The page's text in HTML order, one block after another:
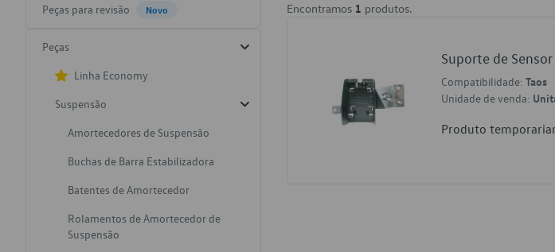
Peças para revisão Novo
Peças
Linha Economy
Suspensão
Amortecedores de Suspensão
Buchas de Barra Estabilizadora
Batentes de Amortecedor
Rolamentos de Amortecedor de
Suspensão
Encontramos 1 produtos.
Suporte de
Compatibilidade: Taos
Unidade de venda:
Produto